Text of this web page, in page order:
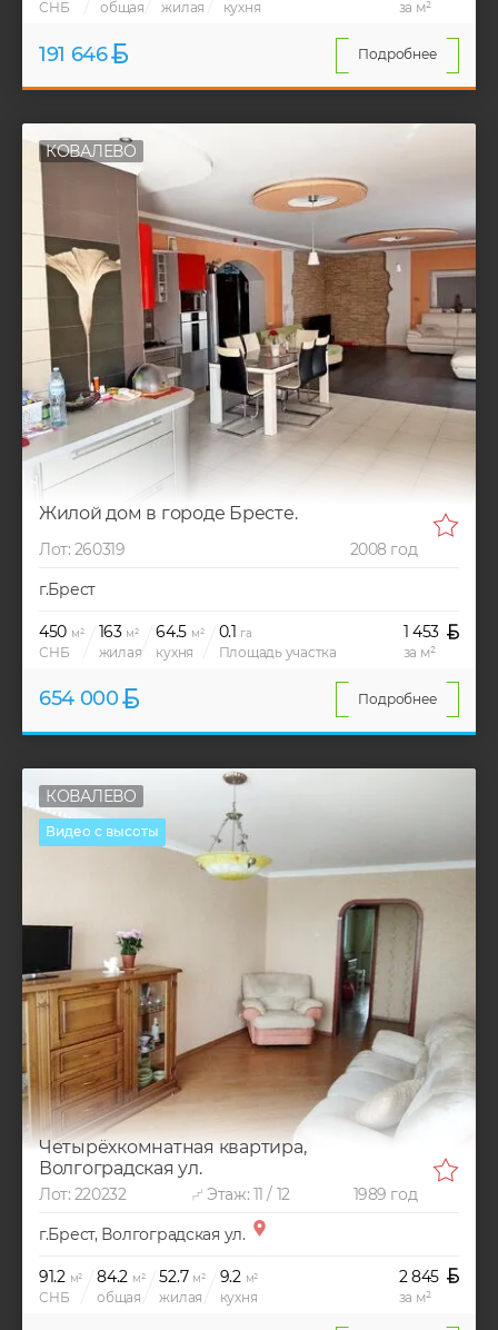
СНБ общая жилая кухня за м²
191 646 Подробнее
КОВАЛЕВО
Жилой дом в городе Бресте.
Лот: 260319
2008 год
г.Брест
450 м²
СНБ
163 м²
жилая
64.5 м²
кухня
0.1 га
Площадь участка
1 453
за м²
654 000 Подробнее
КОВАЛЕВО
Видео с высоты
Четырёхкомнатная квартира,
Волгоградская ул.
Лот: 220232 Этаж: 11 / 12
1989 год
г.Брест, Волгоградская ул.
91.2 м²
СНБ
84.2 м²
общая
52.7 м²
жилая
9.2 м²
кухня
2 845
за м²